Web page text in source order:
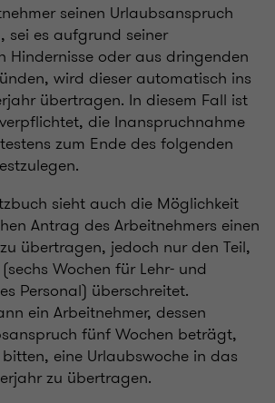
seinen Urlaubsanspruch
sei es aufgrund seiner
Hindernisse oder aus dringenden
wird dieser automatisch ins
übertragen. In diesem Fall ist
die Inanspruchnahme
zum Ende des folgenden
sieht auch die Möglichkeit
Antrag des Arbeitnehmers einen
übertragen, jedoch nur den Teil,
Wochen für Lehr- und
Personal) überschreitet.
ein Arbeitnehmer, dessen
fünf Wochen beträgt,
eine Urlaubswoche in das
zu übertragen.